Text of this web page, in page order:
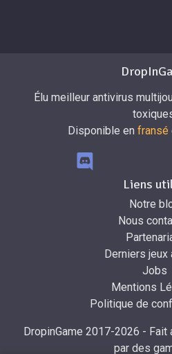
Élu meilleur antivirus
Disponible en fransé
Liens
Notre
Nous
Derniers jeux
Jobs
Mentions
Politique de
DropinGame 2017-2026 -
par des